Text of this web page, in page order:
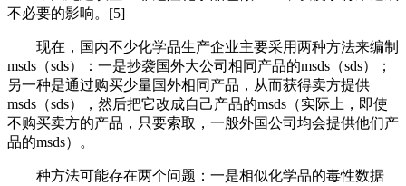
不必要的影响。[5]
现在，国内不少化学品生产企业主要采用两种方法来编制
msds（sds）：一是抄袭国外大公司相同产品的msds（sds）；
另一种是通过购买少量国外相同产品，从而获得卖方提供
msds（sds），然后把它改成自己产品的msds（实际上，即使
不购买卖方的产品，只要索取，一般外国公司均会提供他们产
品的msds）。
种方法可能存在两个问题：一是相似化学品的毒性数据